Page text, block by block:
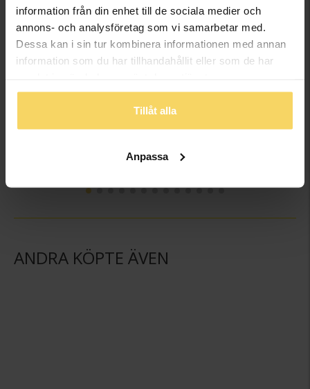
information från din enhet till de sociala medier och
annons- och analysföretag som vi samarbetar med.
Dessa kan i sin tur kombinera informationen med annan
information som du har tillhandahållit eller som de har
Tillåt alla
Anpassa
Kedja i äkta silver 40 cm
Kedja i äkta silver 42 cm
ANDRA KÖPTE ÄVEN